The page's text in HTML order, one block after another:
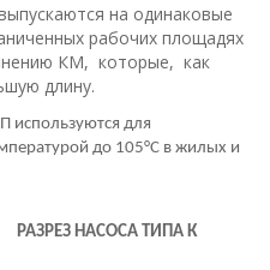
на одинаковые
рабочих площадях
КМ, которые, как
длину.
используются для
до 105°С в жилых и
ТИПА К